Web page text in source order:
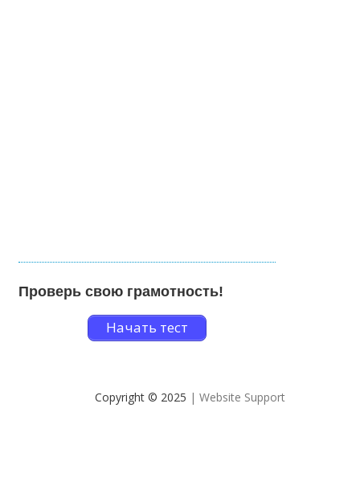
Проверь свою грамотность!
Начать тест
Copyright © 2025 | Website Support